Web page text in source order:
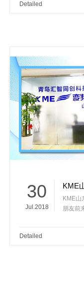
Detailed
30
Jul.2018
KME
KME山
朋友前
Detailed